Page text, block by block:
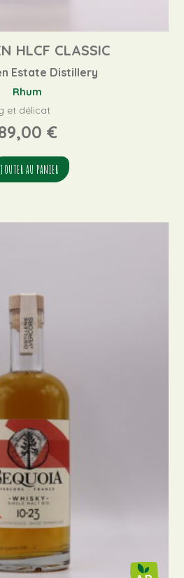
HLCF CLASSIC
Estate Distillery
Rhum
et délicat
€
AU PANIER